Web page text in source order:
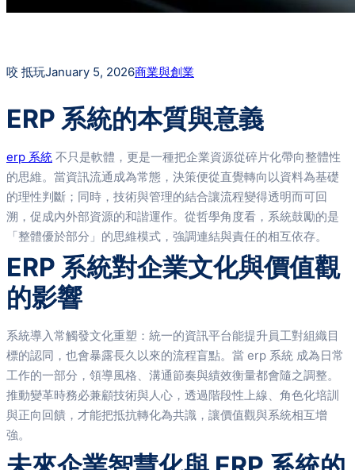
咬 抵玩January 5, 2026商業與創業
ERP 系統的本質與意義
erp 系統 不只是軟體，更是一種把企業資源從碎片化帶向整體性
的思維。當資訊流通成為常態，決策便從直覺轉向以資料為基礎
的理性判斷；同時，技術與管理的結合讓流程變得透明而可回
溯，促成內外部資源的和諧運作。從哲學角度看，系統鼓勵的是
「整體優於部分」的思維模式，強調連結與責任的相互依存。
ERP 系統對企業文化與價值觀
的影響
系統導入常觸發文化重塑：統一的資訊平台能提升員工對組織目
標的認同，也會暴露長久以來的流程盲點。當 erp 系統 成為日常
工作的一部分，領導風格、溝通節奏與績效衡量都會隨之調整。
推動變革時務必兼顧技術與人心，透過階段性上線、角色化培訓
與正向回饋，才能把抵抗轉化為共識，讓價值觀與系統相互增
強。